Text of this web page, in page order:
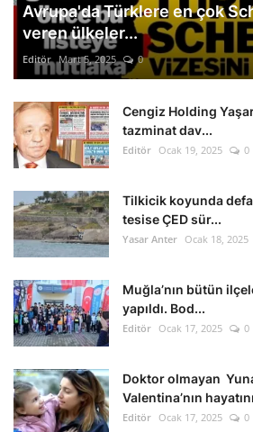
Avrupa'da Türklere en çok
veren ülkeler...
Editör Mart 5, 2025 0
Cengiz Holding
tazminat dav...
Editör Ocak 19, 2025 0
Tilkicik koyunda
tesise ÇED sür...
Yasar Anter Ocak 18, 2025
Muğla’nın bütün
yapıldı. Bod...
Editör Ocak 17, 2025 0
Doktor olmayan
Valentina’nın
Editör Ocak 17, 2025 0